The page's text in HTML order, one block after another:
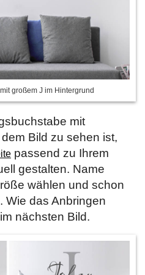
großem J im Hintergrund
mit
Bild zu sehen ist,
passend zu Ihrem
gestalten. Name
wählen und schon
Wie das Anbringen
nächsten Bild.